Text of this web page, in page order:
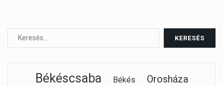
Békéscsaba Békés
Orosháza